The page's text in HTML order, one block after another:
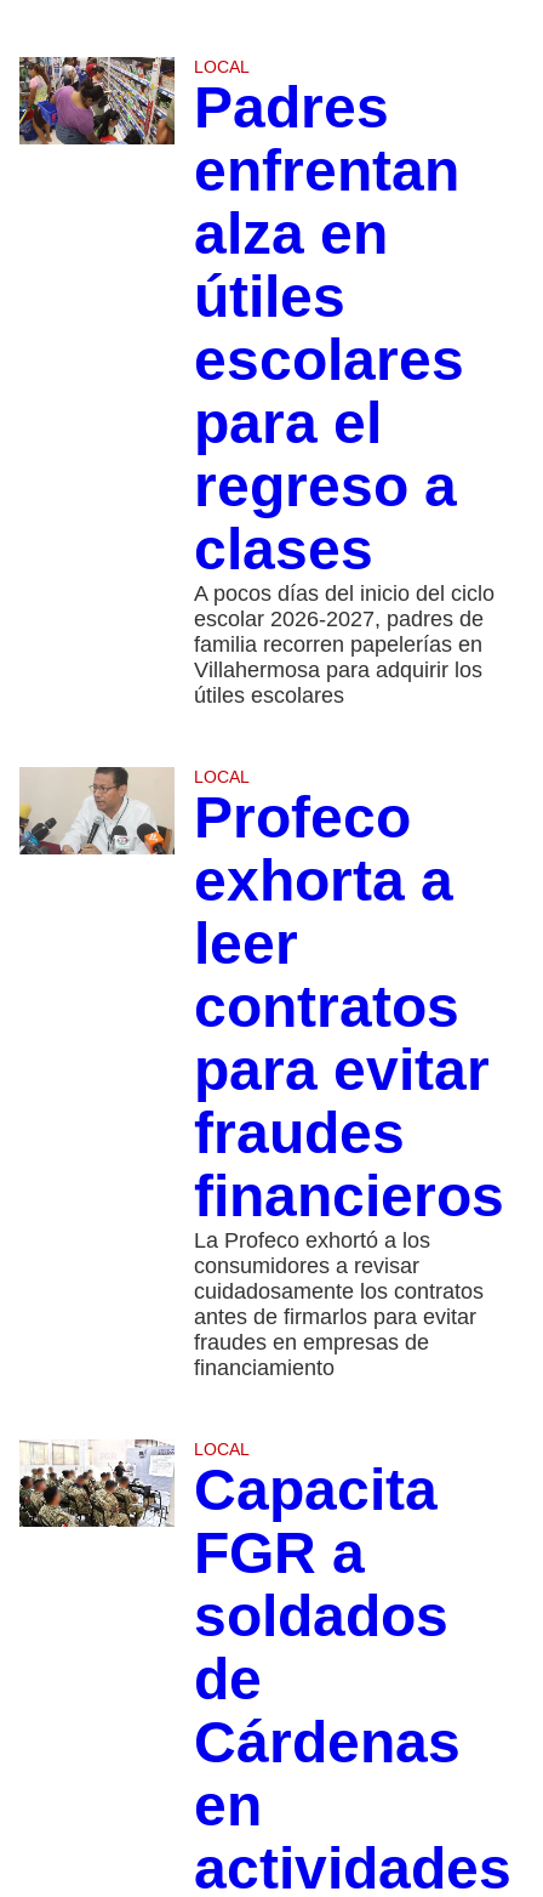
LOCAL
Padres
enfrentan
alza en
útiles
escolares
para el
regreso a
clases
A pocos días del inicio del ciclo
escolar 2026-2027, padres de
familia recorren papelerías en
Villahermosa para adquirir los
útiles escolares
LOCAL
Profeco
exhorta a
leer
contratos
para evitar
fraudes
financieros
La Profeco exhortó a los
consumidores a revisar
cuidadosamente los contratos
antes de firmarlos para evitar
fraudes en empresas de
financiamiento
LOCAL
Capacita
FGR a
soldados
de
Cárdenas
en
actividades